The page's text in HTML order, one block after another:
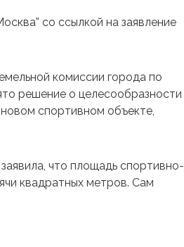
со ссылкой на заявление
комиссии города по
решение о целесообразности
спортивном объекте,
что площадь спортивно-
квадратных метров. Сам